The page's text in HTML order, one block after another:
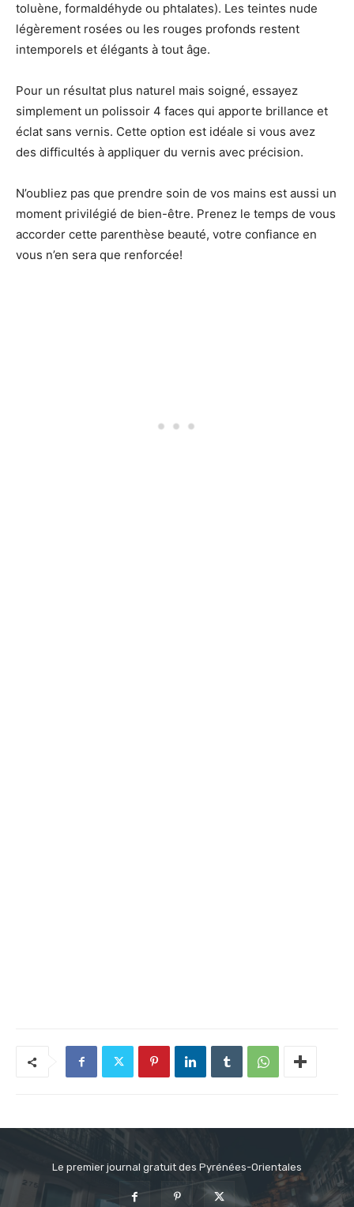
toluène, formaldéhyde ou phtalates). Les teintes nude
légèrement rosées ou les rouges profonds restent
intemporels et élégants à tout âge.
Pour un résultat plus naturel mais soigné, essayez
simplement un polissoir 4 faces qui apporte brillance et
éclat sans vernis. Cette option est idéale si vous avez
des difficultés à appliquer du vernis avec précision.
N’oubliez pas que prendre soin de vos mains est aussi un
moment privilégié de bien-être. Prenez le temps de vous
accorder cette parenthèse beauté, votre confiance en
vous n’en sera que renforcée!
Le premier journal gratuit des Pyrénées-Orientales